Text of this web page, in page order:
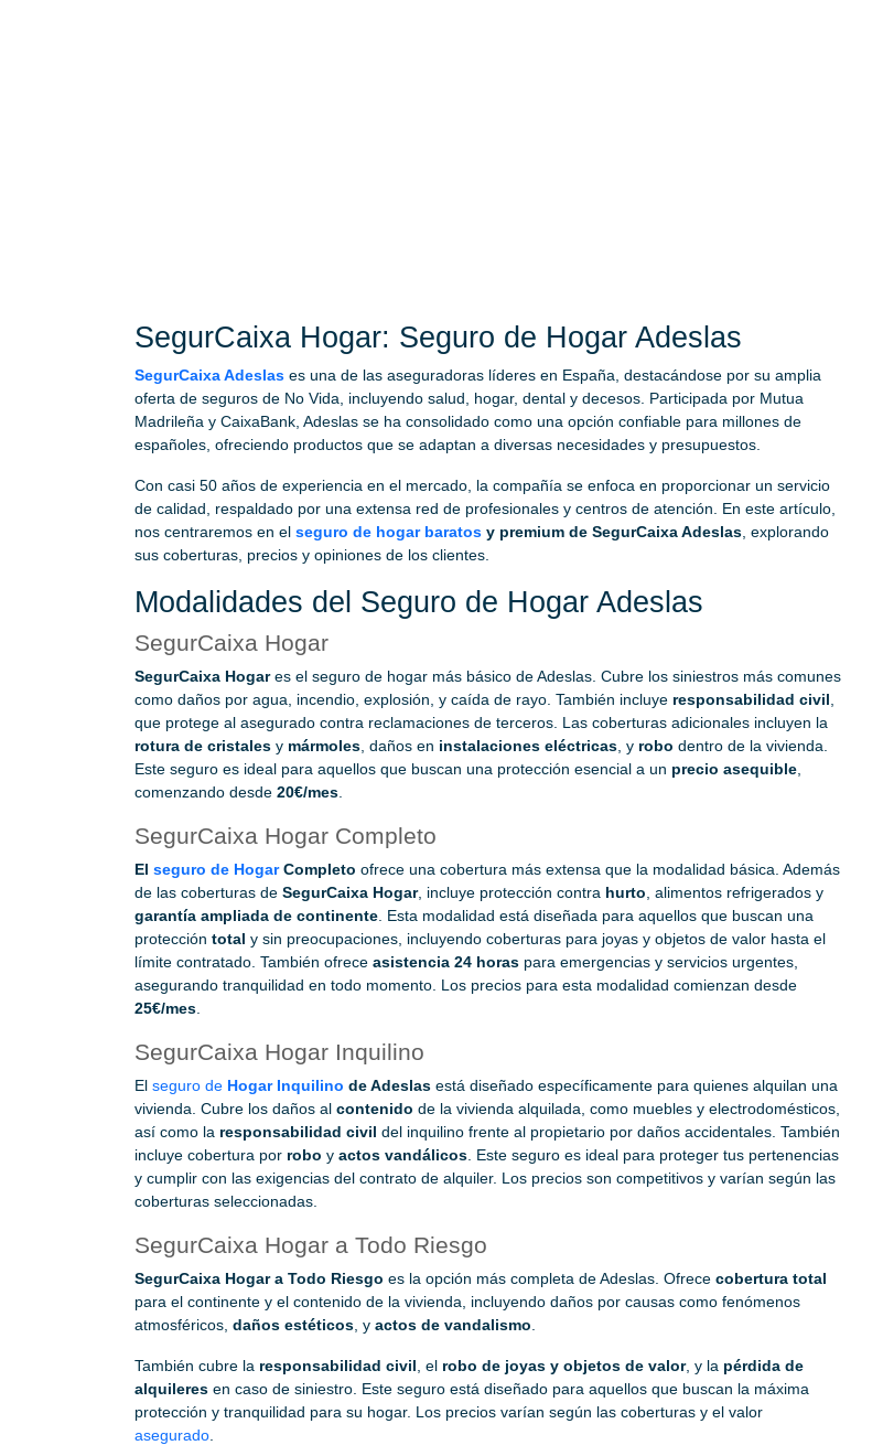
SegurCaixa Hogar: Seguro de Hogar Adeslas
SegurCaixa Adeslas es una de las aseguradoras líderes en España, destacándose por su amplia
oferta de seguros de No Vida, incluyendo salud, hogar, dental y decesos. Participada por Mutua
Madrileña y CaixaBank, Adeslas se ha consolidado como una opción confiable para millones de
españoles, ofreciendo productos que se adaptan a diversas necesidades y presupuestos.
Con casi 50 años de experiencia en el mercado, la compañía se enfoca en proporcionar un servicio
de calidad, respaldado por una extensa red de profesionales y centros de atención. En este artículo,
nos centraremos en el seguro de hogar baratos y premium de SegurCaixa Adeslas , explorando
sus coberturas, precios y opiniones de los clientes.
Modalidades del Seguro de Hogar Adeslas
SegurCaixa Hogar
SegurCaixa Hogares el seguro de hogar más básico de Adeslas. Cubre los siniestros más comunes
como daños por agua, incendio, explosión, y caída de rayo. También incluye responsabilidad civil
que protege al asegurado contra reclamaciones de terceros. Las coberturas adicionales incluyen la
rotura de cristales y mármoles , daños en instalaciones eléctricas , y robo dentro de la vivienda.
Este seguro es ideal para aquellos que buscan una protección esencial a un precio asequible
comenzando desde 20€/mes
SegurCaixa Hogar Completo
El seguro de HogarCompleto ofrece una cobertura más extensa que la modalidad básica. Además
de las coberturas de SegurCaixa Hogar, incluye protección contra hurto , alimentos refrigerados y
garantía ampliada de continente . Esta modalidad está diseñada para aquellos que buscan una
protección total y sin preocupaciones, incluyendo coberturas para joyas y objetos de valor hasta el
límite contratado. También ofrece asistencia 24 horas para emergencias y servicios urgentes,
asegurando tranquilidad en todo momento. Los precios para esta modalidad comienzan desde
25€/mes
SegurCaixa Hogar Inquilino
El seguro de Hogar Inquilino de Adeslas está diseñado específicamente para quienes alquilan una
vivienda. Cubre los daños al contenido de la vivienda alquilada, como muebles y electrodomésticos,
así como la responsabilidad civil del inquilino frente al propietario por daños accidentales. También
incluye cobertura por robo y actos vandálicos . Este seguro es ideal para proteger tus pertenencias
y cumplir con las exigencias del contrato de alquiler. Los precios son competitivos y varían según las
coberturas seleccionadas.
SegurCaixa Hogar a Todo Riesgo
SegurCaixa Hogar a Todo Riesgo es la opción más completa de Adeslas. Ofrece cobertura total
para el continente y el contenido de la vivienda, incluyendo daños por causas como fenómenos
atmosféricos, daños estéticos , y actos de vandalismo
También cubre la responsabilidad civil , el robo de joyas y objetos de valor, y la pérdida de
alquileres en caso de siniestro. Este seguro está diseñado para aquellos que buscan la máxima
protección y tranquilidad para su hogar. Los precios varían según las coberturas y el valor
asegurado